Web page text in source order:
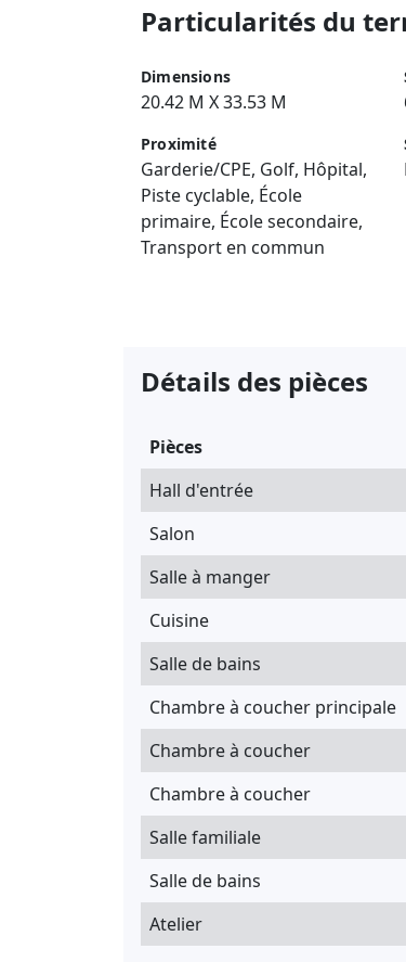
Particularités du
Dimensions
20.42 M X 33.53 M
Proximité
Garderie/CPE, Golf, Hôpital,
Piste cyclable, École
primaire, École secondaire,
Transport en commun
Détails des pièces
Pièces
Hall d'entrée
Salon
Salle à manger
Cuisine
Salle de bains
Chambre à coucher principale
Chambre à coucher
Chambre à coucher
Salle familiale
Salle de bains
Atelier